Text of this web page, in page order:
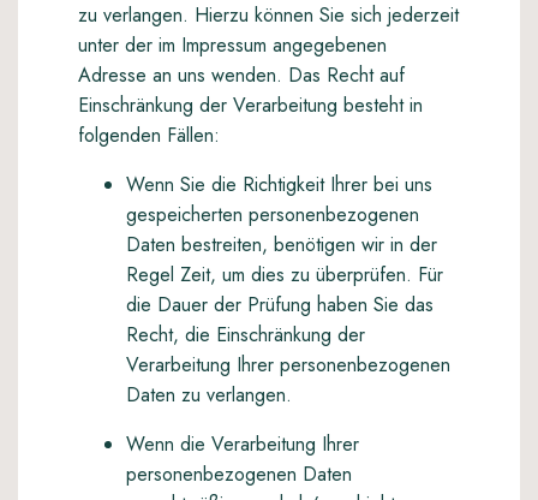
zu verlangen. Hierzu können Sie sich jederzeit
unter der im Impressum angegebenen
Adresse an uns wenden. Das Recht auf
Einschränkung der Verarbeitung besteht in
folgenden Fällen:
Wenn Sie die Richtigkeit Ihrer bei uns
gespeicherten personenbezogenen
Daten bestreiten, benötigen wir in der
Regel Zeit, um dies zu überprüfen. Für
die Dauer der Prüfung haben Sie das
Recht, die Einschränkung der
Verarbeitung Ihrer personenbezogenen
Daten zu verlangen.
Wenn die Verarbeitung Ihrer
personenbezogenen Daten